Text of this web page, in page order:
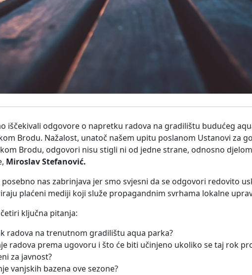
iščekivali odgovore o napretku radova na gradilištu budućeg
Brodu. Nažalost, unatoč našem upitu poslanom Ustanovi za
Brodu, odgovori nisu stigli ni od jedne strane, odnosno
Miroslav Stefanović.
nas zabrinjava jer smo svjesni da se odgovori redovito
plaćeni mediji koji služe propagandnim svrhama lokalne
ključna pitanja:
radova na trenutnom gradilištu aqua parka?
radova prema ugovoru i što će biti učinjeno ukoliko se taj rok
za javnost?
vanjskih bazena ove sezone?